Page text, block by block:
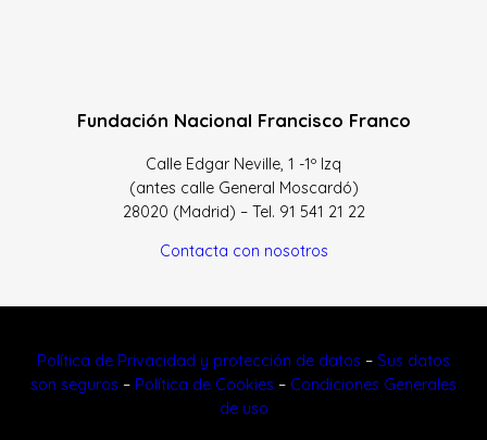
Fundación Nacional Francisco Franco
Calle Edgar Neville, 1 -1º Izq
(antes calle General Moscardó)
28020 (Madrid) – Tel. 91 541 21 22
Contacta con nosotros
Política de Privacidad y protección de datos – Sus datos
son seguros – Política de Cookies – Condiciones Generales
de uso